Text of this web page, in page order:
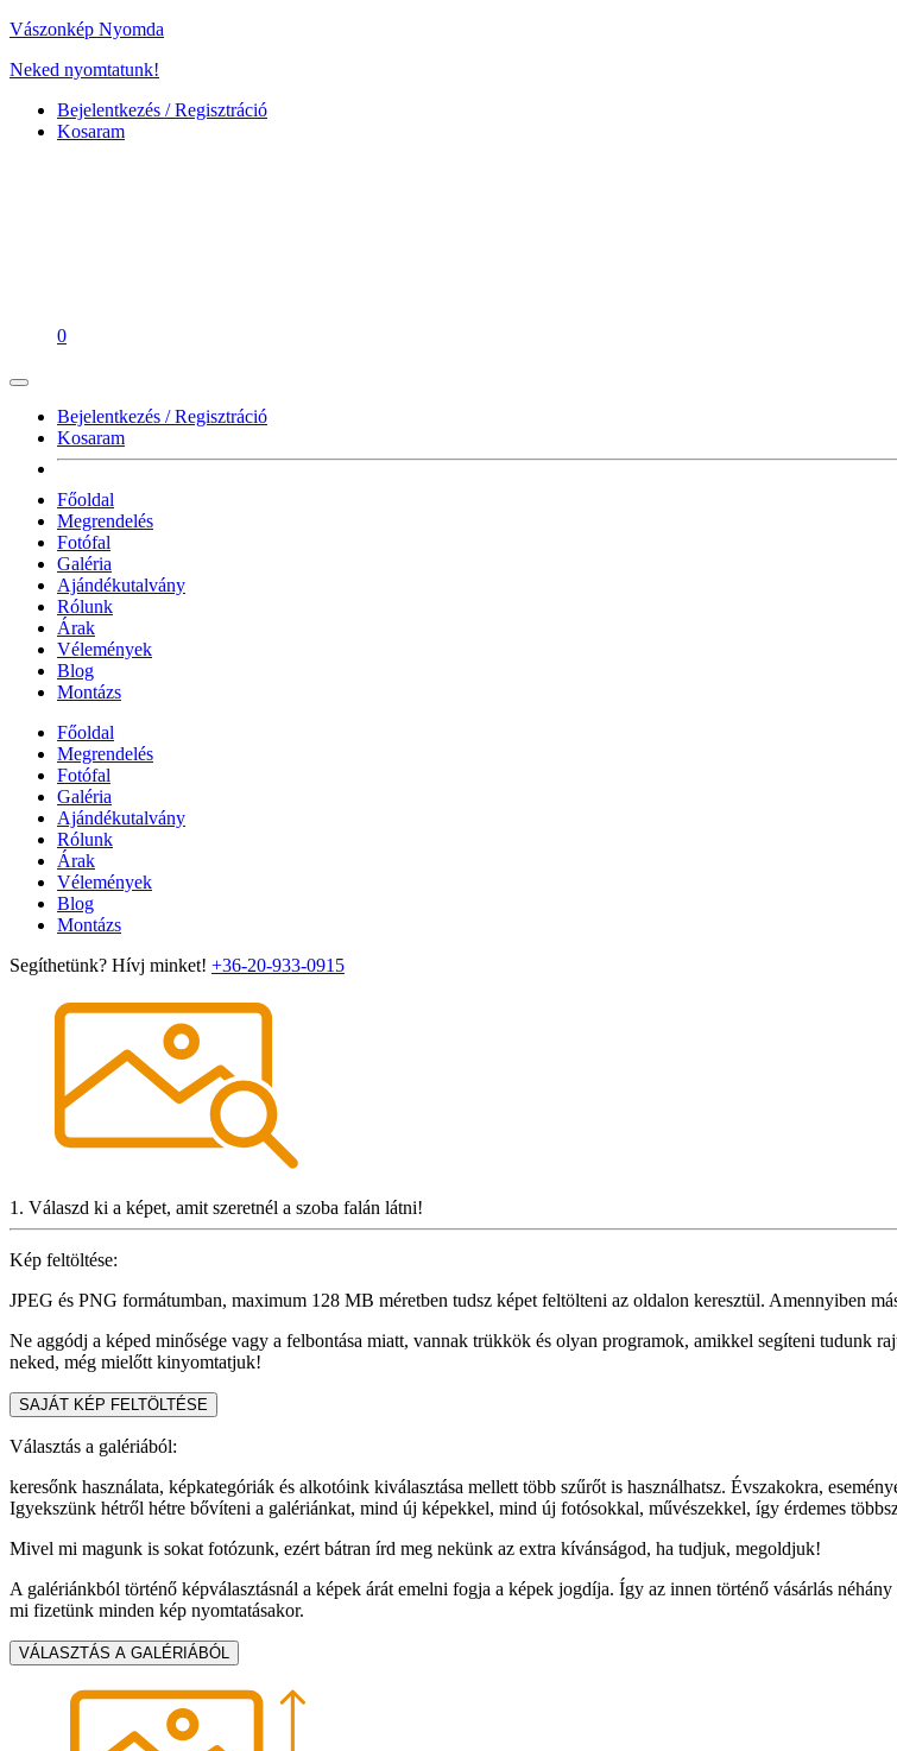
Vászonkép Nyomda
Neked nyomtatunk!
Bejelentkezés / Regisztráció
Kosaram
0
Bejelentkezés / Regisztráció
Kosaram
Főoldal
Megrendelés
Fotófal
Galéria
Ajándékutalvány
Rólunk
Árak
Vélemények
Blog
Montázs
Főoldal
Megrendelés
Fotófal
Galéria
Ajándékutalvány
Rólunk
Árak
Vélemények
Blog
Montázs
Segíthetünk? Hívj minket! +36-20-933-0915
1. Válaszd ki a képet, amit szeretnél a szoba falán látni!
Kép feltöltése:
JPEG és PNG formátumban, maximum 128 MB méretben tudsz képet feltölteni az oldalon keresztül. Amennyiben
Ne aggódj a képed minősége vagy a felbontása miatt, vannak trükkök és olyan programok, amikkel segíteni tudunk
neked, még mielőtt kinyomtatjuk!
SAJÁT KÉP FELTÖLTÉSE
Választás a galériából:
keresőnk használata, képkategóriák és alkotóink kiválasztása mellett több szűrőt is használhatsz. Évszakokra,
Igyekszünk hétről hétre bővíteni a galériánkat, mind új képekkel, mind új fotósokkal, művészekkel, így érdemes
Mivel mi magunk is sokat fotózunk, ezért bátran írd meg nekünk az extra kívánságod, ha tudjuk, megoldjuk!
A galériánkból történő képválasztásnál a képek árát emelni fogja a képek jogdíja. Így az innen történő vásárlás
mi fizetünk minden kép nyomtatásakor.
VÁLASZTÁS A GALÉRIÁBÓL